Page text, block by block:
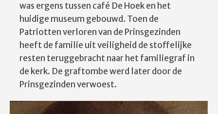
was ergens tussen café De Hoek en het
huidige museum gebouwd. Toen de
Patriotten verloren van de Prinsgezinden
heeft de familie uit veiligheid de stoffelijke
resten teruggebracht naar het familiegraf in
de kerk. De graftombe werd later door de
Prinsgezinden verwoest.